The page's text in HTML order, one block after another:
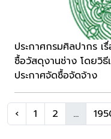
ประกาศกรมศิลปากร เ
ซื้อวัสดุงานช่าง โดยวิธีเ
ประกาศจัดซื้อจัดจ้าง
‹ 1 2 ...